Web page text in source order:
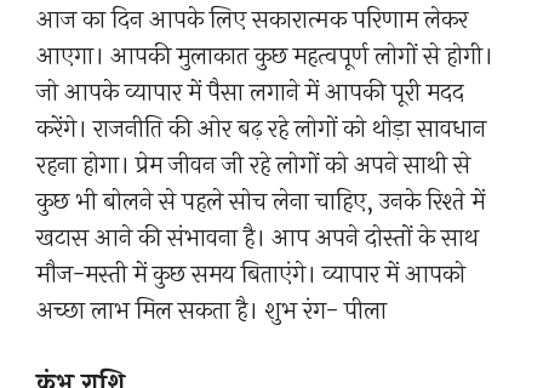
आज का दिन आपके लिए सकारात्मक परिणाम लेकर
आएगा। आपकी मुलाकात कुछ महत्वपूर्ण लोगों से होगी।
जो आपके व्यापार में पैसा लगाने में आपकी पूरी मदद
करेंगे। राजनीति की ओर बढ़ रहे लोगों को थोड़ा सावधान
रहना होगा। प्रेम जीवन जी रहे लोगों को अपने साथी से
कुछ भी बोलने से पहले सोच लेना चाहिए, उनके रिश्ते में
खटास आने की संभावना है। आप अपने दोस्तों के साथ
मौज-मस्ती में कुछ समय बिताएंगे। व्यापार में आपको
अच्छा लाभ मिल सकता है। शुभ रंग- पीला